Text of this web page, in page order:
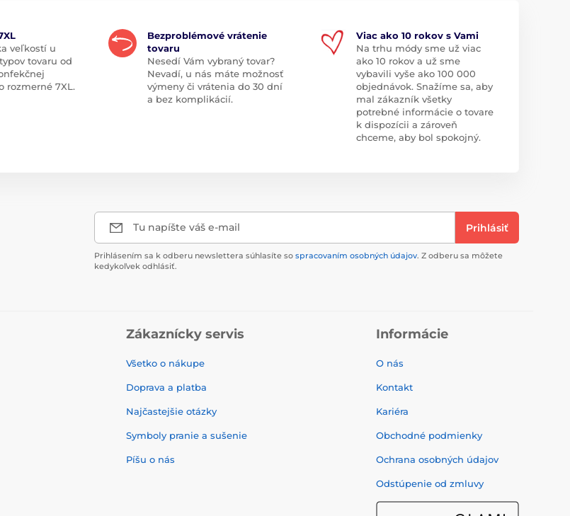
veľkostí u
tovaru od
rozmerné 7XL.
Bezproblémové vrátenie
tovaru
Nesedí Vám vybraný tovar?
Nevadí, u nás máte možnosť
výmeny či vrátenia do 30 dní
a bez komplikácií.
Viac ako 10 rokov s Vami
Na trhu módy sme už viac
ako 10 rokov a už sme
vybavili vyše ako 100 000
objednávok. Snažíme sa, aby
mal zákazník všetky
potrebné informácie o tovare
k dispozícii a zároveň
chceme, aby bol spokojný.
Tu napíšte váš e-mail Prihlásiť
Prihlásením sa k odberu newslettera súhlasíte so spracovaním osobných údajov. Z odberu sa môžete
kedykoľvek odhlásiť.
Zákaznícky servis
Všetko o nákupe
Doprava a platba
Najčastejšie otázky
Symboly pranie a sušenie
Píšu o nás
Informácie
O nás
Kontakt
Kariéra
Obchodné podmienky
Ochrana osobných údajov
Odstúpenie od zmluvy